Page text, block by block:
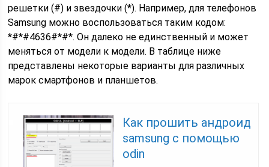
решетки (#) и звездочки (*). Например, для телефонов
Samsung можно воспользоваться таким кодом:
*#*#4636#*#*. Он далеко не единственный и может
меняться от модели к модели. В таблице ниже
представлены некоторые варианты для различных
марок смартфонов и планшетов.
Как прошить андроид
samsung с помощью
odin